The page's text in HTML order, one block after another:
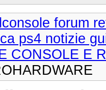
forum
ps4 notizie
CONSOLE E